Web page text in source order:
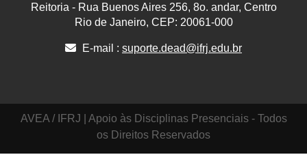
Reitoria - Rua Buenos Aires 256, 8o. andar, Centro
Rio de Janeiro, CEP: 20061-000
E-mail : suporte.dead@ifrj.edu.br
AVEA / IFRJ | Apoio às Disciplinas Presenciais - Todos
os Direitos Reservados